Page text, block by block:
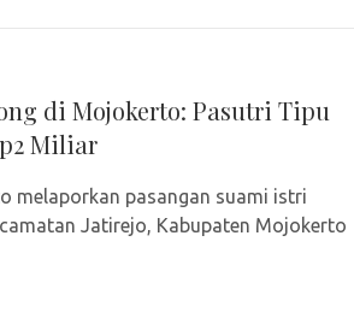
di Mojokerto: Pasutri Tipu
Miliar
melaporkan pasangan suami istri
Jatirejo, Kabupaten Mojokerto